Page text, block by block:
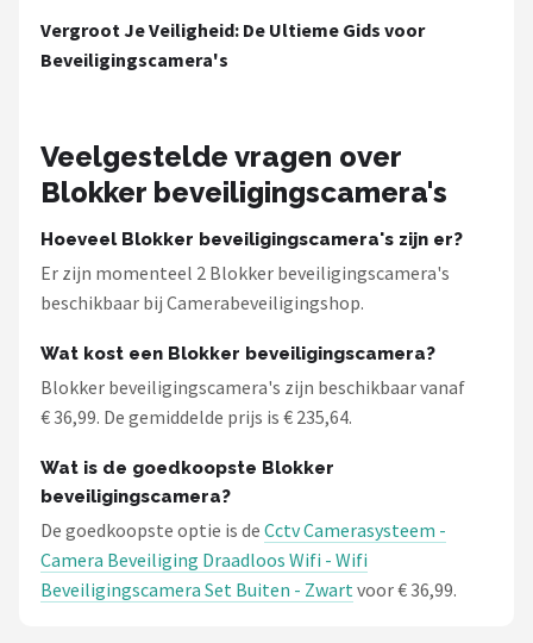
Vergroot Je Veiligheid: De Ultieme Gids voor
Beveiligingscamera's
Veelgestelde vragen over
Blokker beveiligingscamera's
Hoeveel Blokker beveiligingscamera's zijn er?
Er zijn momenteel 2 Blokker beveiligingscamera's
beschikbaar bij Camerabeveiligingshop.
Wat kost een Blokker beveiligingscamera?
Blokker beveiligingscamera's zijn beschikbaar vanaf
€ 36,99. De gemiddelde prijs is € 235,64.
Wat is de goedkoopste Blokker
beveiligingscamera?
De goedkoopste optie is de Cctv Camerasysteem -
Camera Beveiliging Draadloos Wifi - Wifi
Beveiligingscamera Set Buiten - Zwartvoor € 36,99.